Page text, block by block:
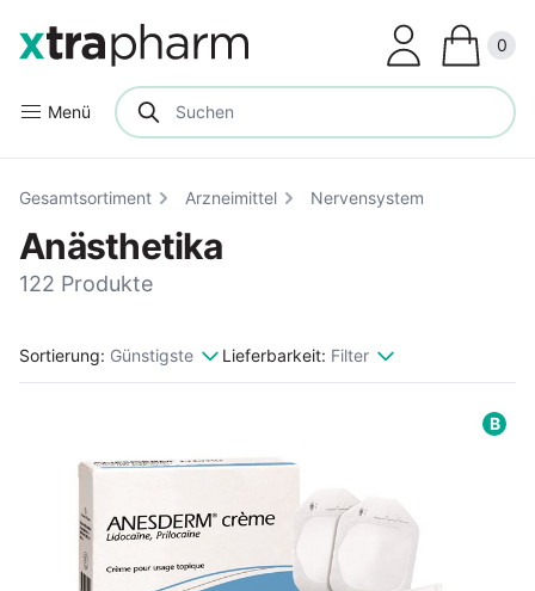
Menü
0
Gesamtsortiment Arzneimittel Nervensystem
Anästhetika
122 Produkte
Sortierung: Günstigste Lieferbarkeit: Filter
B